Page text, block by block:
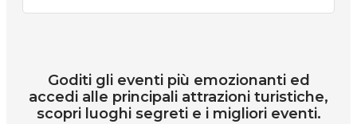
Goditi gli eventi più emozionanti ed
accedi alle principali attrazioni turistiche,
scopri luoghi segreti e i migliori eventi.